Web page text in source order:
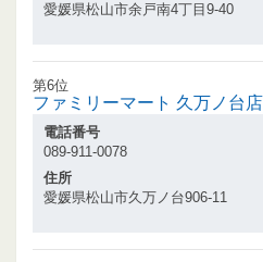
愛媛県松山市余戸南4丁目9-40
第6位
ファミリーマート 久万ノ台店
電話番号
089-911-0078
住所
愛媛県松山市久万ノ台906-11